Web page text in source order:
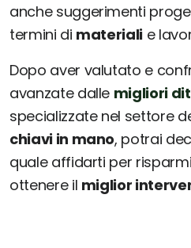
anche suggerimenti
termini di materiali e
Dopo aver valutato e
avanzate dalle migliori
specializzate nel settore
chiavi in mano, potrai
quale affidarti per
ottenere il miglior